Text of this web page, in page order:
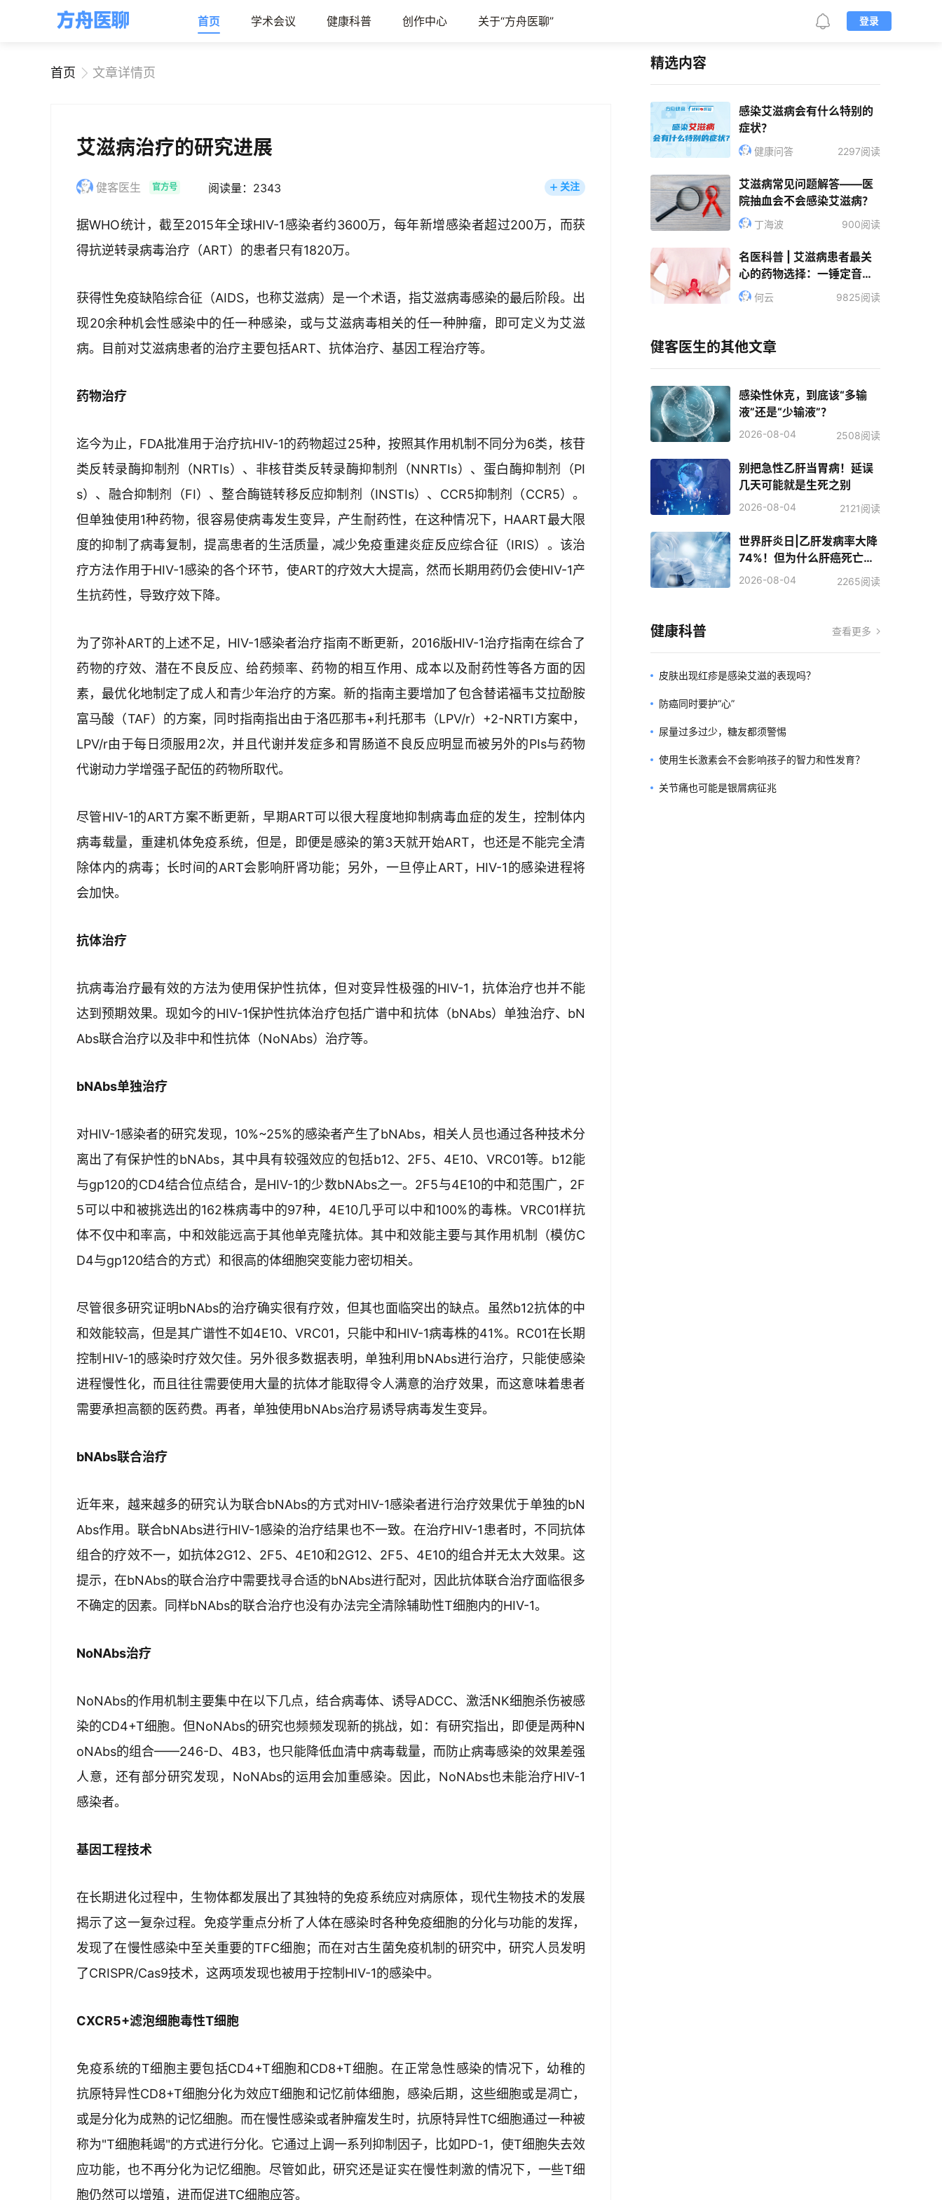
首页 学术会议 健康科普 创作中心 关于“方舟医聊” 登录
首页 文章详情页
艾滋病治疗的研究进展
健客医生 官方号 阅读量：2343 关注
据WHO统计，截至2015年全球HIV-1感染者约3600万，每年新增感染者超过200万，而获
得抗逆转录病毒治疗（ART）的患者只有1820万。
获得性免疫缺陷综合征（AIDS，也称艾滋病）是一个术语，指艾滋病毒感染的最后阶段。出
现20余种机会性感染中的任一种感染，或与艾滋病毒相关的任一种肿瘤，即可定义为艾滋
病。目前对艾滋病患者的治疗主要包括ART、抗体治疗、基因工程治疗等。
药物治疗
迄今为止，FDA批准用于治疗抗HIV-1的药物超过25种，按照其作用机制不同分为6类，核苷
类反转录酶抑制剂（NRTIs）、非核苷类反转录酶抑制剂（NNRTIs）、蛋白酶抑制剂（PI
s）、融合抑制剂（FI）、整合酶链转移反应抑制剂（INSTIs）、CCR5抑制剂（CCR5）。
但单独使用1种药物，很容易使病毒发生变异，产生耐药性，在这种情况下，HAART最大限
度的抑制了病毒复制，提高患者的生活质量，减少免疫重建炎症反应综合征（IRIS）。该治
疗方法作用于HIV-1感染的各个环节，使ART的疗效大大提高，然而长期用药仍会使HIV-1产
生抗药性，导致疗效下降。
为了弥补ART的上述不足，HIV-1感染者治疗指南不断更新，2016版HIV-1治疗指南在综合了
药物的疗效、潜在不良反应、给药频率、药物的相互作用、成本以及耐药性等各方面的因
素，最优化地制定了成人和青少年治疗的方案。新的指南主要增加了包含替诺福韦艾拉酚胺
富马酸（TAF）的方案，同时指南指出由于洛匹那韦+利托那韦（LPV/r）+2-NRTI方案中，
LPV/r由于每日须服用2次，并且代谢并发症多和胃肠道不良反应明显而被另外的PIs与药物
代谢动力学增强子配伍的药物所取代。
尽管HIV-1的ART方案不断更新，早期ART可以很大程度地抑制病毒血症的发生，控制体内
病毒载量，重建机体免疫系统，但是，即便是感染的第3天就开始ART，也还是不能完全清
除体内的病毒；长时间的ART会影响肝肾功能；另外，一旦停止ART，HIV-1的感染进程将
会加快。
抗体治疗
抗病毒治疗最有效的方法为使用保护性抗体，但对变异性极强的HIV-1，抗体治疗也并不能
达到预期效果。现如今的HIV-1保护性抗体治疗包括广谱中和抗体（bNAbs）单独治疗、bN
Abs联合治疗以及非中和性抗体（NoNAbs）治疗等。
bNAbs单独治疗
对HIV-1感染者的研究发现，10%~25%的感染者产生了bNAbs，相关人员也通过各种技术分
离出了有保护性的bNAbs，其中具有较强效应的包括b12、2F5、4E10、VRC01等。b12能
与gp120的CD4结合位点结合，是HIV-1的少数bNAbs之一。2F5与4E10的中和范围广，2F
5可以中和被挑选出的162株病毒中的97种，4E10几乎可以中和100%的毒株。VRC01样抗
体不仅中和率高，中和效能远高于其他单克隆抗体。其中和效能主要与其作用机制（模仿C
D4与gp120结合的方式）和很高的体细胞突变能力密切相关。
尽管很多研究证明bNAbs的治疗确实很有疗效，但其也面临突出的缺点。虽然b12抗体的中
和效能较高，但是其广谱性不如4E10、VRC01，只能中和HIV-1病毒株的41%。RC01在长期
控制HIV-1的感染时疗效欠佳。另外很多数据表明，单独利用bNAbs进行治疗，只能使感染
进程慢性化，而且往往需要使用大量的抗体才能取得令人满意的治疗效果，而这意味着患者
需要承担高额的医药费。再者，单独使用bNAbs治疗易诱导病毒发生变异。
bNAbs联合治疗
近年来，越来越多的研究认为联合bNAbs的方式对HIV-1感染者进行治疗效果优于单独的bN
Abs作用。联合bNAbs进行HIV-1感染的治疗结果也不一致。在治疗HIV-1患者时，不同抗体
组合的疗效不一，如抗体2G12、2F5、4E10和2G12、2F5、4E10的组合并无太大效果。这
提示，在bNAbs的联合治疗中需要找寻合适的bNAbs进行配对，因此抗体联合治疗面临很多
不确定的因素。同样bNAbs的联合治疗也没有办法完全清除辅助性T细胞内的HIV-1。
NoNAbs治疗
NoNAbs的作用机制主要集中在以下几点，结合病毒体、诱导ADCC、激活NK细胞杀伤被感
染的CD4+T细胞。但NoNAbs的研究也频频发现新的挑战，如：有研究指出，即便是两种N
oNAbs的组合——246-D、4B3，也只能降低血清中病毒载量，而防止病毒感染的效果差强
人意，还有部分研究发现，NoNAbs的运用会加重感染。因此，NoNAbs也未能治疗HIV-1
感染者。
基因工程技术
在长期进化过程中，生物体都发展出了其独特的免疫系统应对病原体，现代生物技术的发展
揭示了这一复杂过程。免疫学重点分析了人体在感染时各种免疫细胞的分化与功能的发挥，
发现了在慢性感染中至关重要的TFC细胞；而在对古生菌免疫机制的研究中，研究人员发明
了CRISPR/Cas9技术，这两项发现也被用于控制HIV-1的感染中。
CXCR5+滤泡细胞毒性T细胞
免疫系统的T细胞主要包括CD4+T细胞和CD8+T细胞。在正常急性感染的情况下，幼稚的
抗原特异性CD8+T细胞分化为效应T细胞和记忆前体细胞，感染后期，这些细胞或是凋亡，
或是分化为成熟的记忆细胞。而在慢性感染或者肿瘤发生时，抗原特异性TC细胞通过一种被
称为"T细胞耗竭"的方式进行分化。它通过上调一系列抑制因子，比如PD-1，使T细胞失去效
应功能，也不再分化为记忆细胞。尽管如此，研究还是证实在慢性刺激的情况下，一些T细
胞仍然可以增殖，进而促进TC细胞应答。
精选内容
感染艾滋病会有什么特别的
症状？
健康问答 2297阅读
艾滋病常见问题解答——医
院抽血会不会感染艾滋病？
丁海波 900阅读
名医科普 | 艾滋病患者最关
心的药物选择：一锤定音还
是六神无主？
何云 9825阅读
健客医生的其他文章
感染性休克，到底该“多输
液”还是“少输液”？
2026-08-04 2508阅读
别把急性乙肝当胃病！延误
几天可能就是生死之别
2026-08-04 2121阅读
世界肝炎日|乙肝发病率大降
74%！但为什么肝癌死亡人
数反而增加了？
2026-08-04 2265阅读
健康科普 查看更多
皮肤出现红疹是感染艾滋的表现吗？
防癌同时要护“心”
尿量过多过少，糖友都须警惕
使用生长激素会不会影响孩子的智力和性发育？
关节痛也可能是银屑病征兆